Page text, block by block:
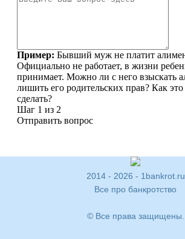
2014 - 2026 - 1bankrot.ru
Все про банкротство
© Все права защищены.